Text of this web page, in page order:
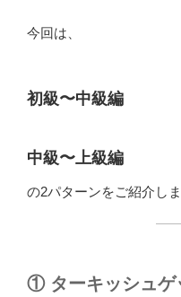
今回は、
初級〜中級編
中級〜上級編
の2パターンをご紹介しま
① ターキッシュゲ